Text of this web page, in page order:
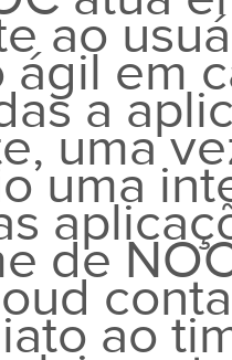
ao
em
a
uma
uma
de
ao